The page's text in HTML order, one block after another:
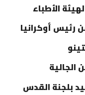
الأطباء
رئيس أوكرانيا
بلجنة القدس